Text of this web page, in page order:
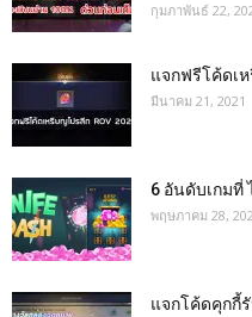
กุมภาพันธ์ 22,
แจกฟรีโค้ดเ
มีนาคม 21, 2021
6 อันดับเกมที่
พฤษภาคม 28,
แจกโค้ดคุกกี้